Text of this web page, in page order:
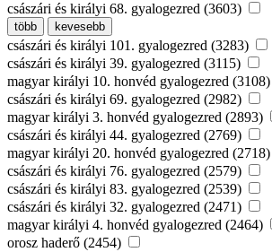
császári és királyi 68. gyalogezred (3603)
több kevesebb
császári és királyi 101. gyalogezred (3283)
császári és királyi 39. gyalogezred (3115)
magyar királyi 10. honvéd gyalogezred (3108)
császári és királyi 69. gyalogezred (2982)
magyar királyi 3. honvéd gyalogezred (2893)
császári és királyi 44. gyalogezred (2769)
magyar királyi 20. honvéd gyalogezred (2718)
császári és királyi 76. gyalogezred (2579)
császári és királyi 83. gyalogezred (2539)
császári és királyi 32. gyalogezred (2471)
magyar királyi 4. honvéd gyalogezred (2464)
orosz haderő (2454)